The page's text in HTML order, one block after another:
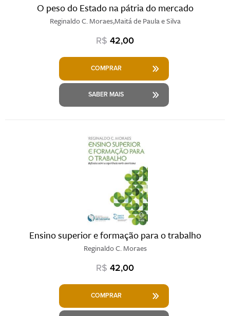
O peso do Estado na pátria do mercado
Reginaldo C. Moraes,Maitá de Paula e Silva
R$ 42,00
COMPRAR
SABER MAIS
Ensino superior e formação para o trabalho
Reginaldo C. Moraes
R$ 42,00
COMPRAR